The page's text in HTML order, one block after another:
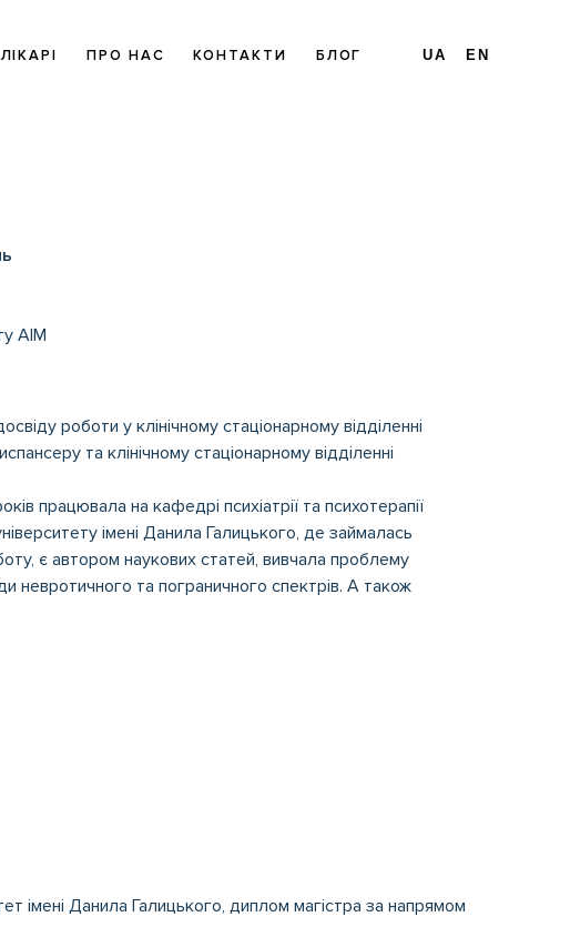
ЛІКАРІ ПРО НАС КОНТАКТИ БЛОГ UA EN
AIM
роботи у клінічному стаціонарному відділенні
та клінічному стаціонарному відділенні
працювала на кафедрі психіатрії та психотерапії
імені Данила Галицького, де займалась
є автором наукових статей, вивчала проблему
невротичного та пограничного спектрів. А також
імені Данила Галицького, диплом магістра за напрямом